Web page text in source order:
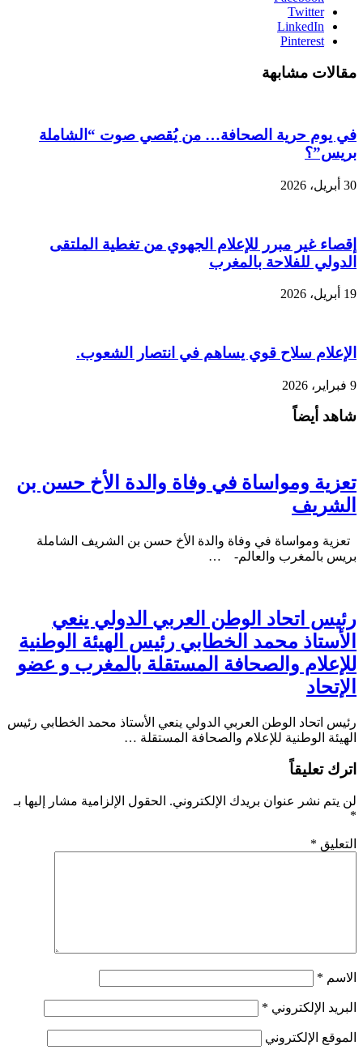
Twitter
LinkedIn
Pinterest
مقالات مشابهة
في يوم حرية الصحافة… من يُقصي صوت “الشاملة
بريس”؟
30 أبريل، 2026
إقصاء غير مبرر للإعلام الجهوي من تغطية الملتقى
الدولي للفلاحة بالمغرب
19 أبريل، 2026
الإعلام سلاح قوي يساهم في انتصار الشعوب.
9 فبراير، 2026
شاهد أيضاً
تعزية ومواساة في وفاة والدة الأخ حسن بن
الشريف
تعزية ومواساة في وفاة والدة الأخ حسن بن الشريف الشاملة
بريس بالمغرب والعالم- …
رئيس اتحاد الوطن العربي الدولي ينعي
الأستاذ محمد الخطابي رئيس الهيئة الوطنية
للإعلام والصحافة المستقلة بالمغرب و عضو
الإتحاد
رئيس اتحاد الوطن العربي الدولي ينعي الأستاذ محمد الخطابي رئيس
الهيئة الوطنية للإعلام والصحافة المستقلة …
اترك تعليقاً
لن يتم نشر عنوان بريدك الإلكتروني. الحقول الإلزامية مشار إليها بـ
*
التعليق *
الاسم *
البريد الإلكتروني *
الموقع الإلكتروني